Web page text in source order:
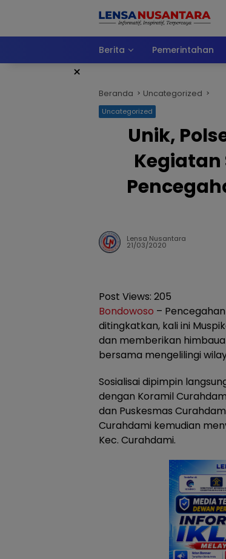
Berita
Pemerintahan
×
Beranda Uncategorized
Uncategorized
Unik,
Kegiatan
Lensa Nusantara
21/03/2020
Post Views: 205
Bondowoso –
ditingkatkan, kali ini
dan memberikan
bersama mengelilingi
Sosialisai dipimpin
dengan Koramil
dan Puskesmas
Curahdami kemudian
Kec. Curahdami.